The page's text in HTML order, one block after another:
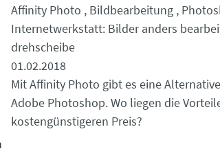
Affinity Photo Bildbearbeitung
Internetwerkstatt: Bilder anders
drehscheibe
01.02.2018
Mit Affinity Photo gibt es eine
Adobe Photoshop. Wo liegen die
kostengünstigeren Preis?